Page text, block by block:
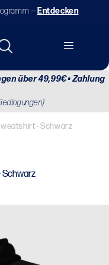
— Entdecken
über 49,99€ • Zahlung
- Schwarz
Schwarz